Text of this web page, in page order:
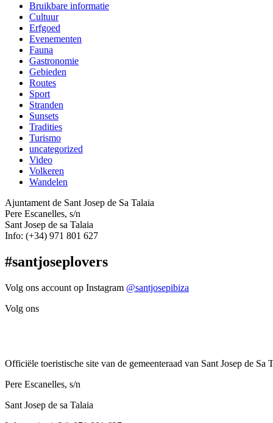
Bruikbare informatie
Cultuur
Erfgoed
Evenementen
Fauna
Gastronomie
Gebieden
Routes
Sport
Stranden
Sunsets
Tradities
Turismo
uncategorized
Video
Volkeren
Wandelen
Ajuntament de Sant Josep de Sa Talaia
Pere Escanelles, s/n
Sant Josep de sa Talaia
Info: (+34) 971 801 627
#santjoseplovers
Volg ons account op Instagram @santjosepibiza
Volg ons
Officiële toeristische site van de gemeenteraad van Sant Josep de Sa
Pere Escanelles, s/n
Sant Josep de sa Talaia